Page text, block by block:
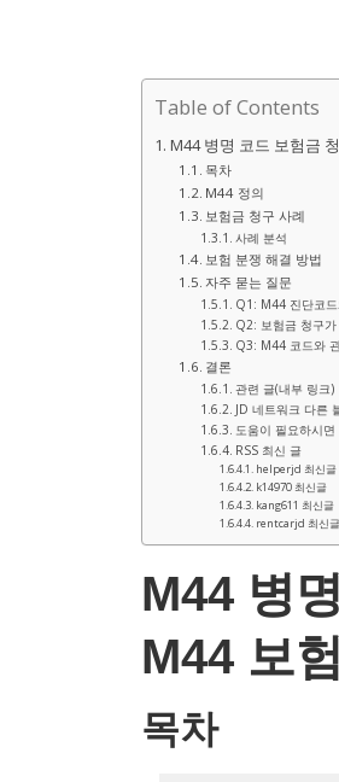
Table of Contents
M44 병명 코드 보험금
목차
M44 정의
보험금 청구 사례
사례 분석
보험 분쟁 해결 방법
자주 묻는 질문
Q1: M44 진단코
Q2: 보험금 청구
Q3: M44 코드와
결론
관련 글(내부 링크)
JD 네트워크 다른
도움이 필요하시면
RSS 최신 글
helperjd 최신글
k14970 최신글
kang611 최신글
rentcarjd 최신글
M44 병
M44 보
목차